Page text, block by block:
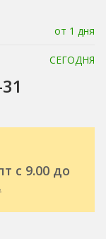
от 1 дня
СЕГОДНЯ
с 9.00 до